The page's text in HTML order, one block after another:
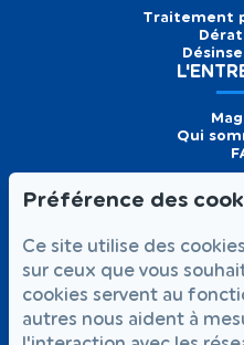
Traitement
Qui
01 56 93 60 26
NOUS
Préférence des
Ce site utilise des
sur ceux que vous
cookies servent au
autres nous aident à